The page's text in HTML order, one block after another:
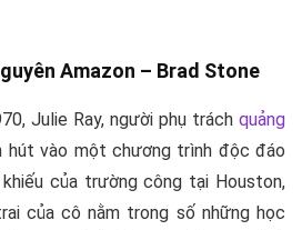
Amazon – Brad Stone
Julie Ray, người phụ trách quảng
hút vào một chương trình độc đáo
của trường công tại Houston,
của cô nằm trong số những học